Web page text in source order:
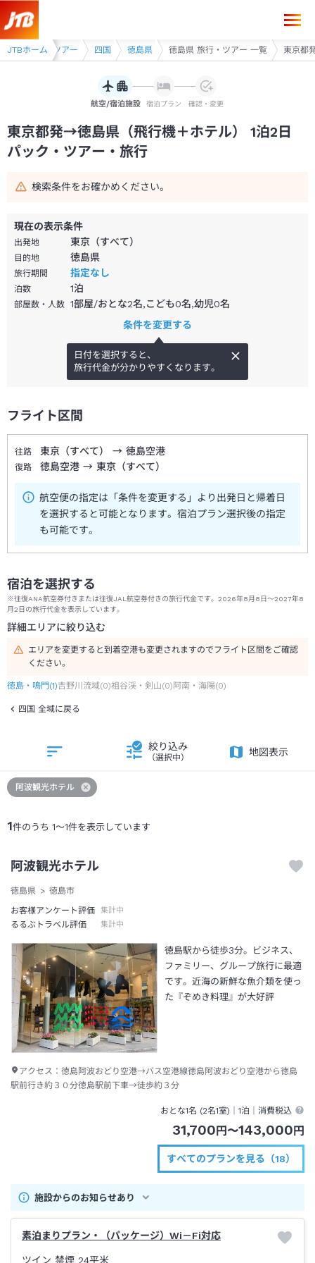
JTBホーム
飛行機利用ツアー 四国 徳島県 徳島県 旅行・ツアー 一覧 東京都
航空/宿泊施設 宿泊プラン 確認・変更
東京都発→徳島県（飛行機＋ホテル） 1泊2日
パック・ツアー・旅行
検索条件をお確かめください。
現在の表示条件
出発地 東京（すべて）
目的地 徳島県
旅行期間 指定なし
泊数 1泊
部屋数・人数 1部屋/おとな2名,こども0名,幼児0名
条件を変更する
日付を選択すると、
旅行代金が分かりやすくなります。
フライト区間
往路 東京（すべて） → 徳島空港
復路 徳島空港 → 東京（すべて）
航空便の指定は「条件を変更する」より出発日と帰着日
を選択すると可能となります。宿泊プラン選択後の指定
も可能です。
宿泊を選択する
※往復ANA航空券付きまたは往復JAL航空券付きの旅行代金です。2026年8月8日～2027年8
月2日の旅行代金を表示しています。
詳細エリアに絞り込む
エリアを変更すると到着空港も変更されますのでフライト区間をご確認
ください。
徳島・鳴門(1)吉野川流域(0)祖谷渓・剣山(0)阿南・海陽(0)
四国 全域に戻る
1件のうち 1～1件を表示しています
絞り込み
（選択中）
地図表示
阿波観光ホテル
阿波観光ホテル
徳島県
徳島市
お客様アンケート評価
集計中
るるぶトラベル評価 集計中
徳島駅から徒歩3分。ビジネス、
ファミリー、グループ旅行に最適
です。近海の新鮮な魚介類を使っ
た『ぞめき料理』が大好評
アクセス： 徳島阿波おどり空港→バス空港線徳島阿波おどり空港から徳島
駅前行き約３０分徳島駅前下車→徒歩約３分
おとな1名 (2名1室)｜1泊 ｜消費税込
31,700 円 〜143,000 円
すべてのプランを見る（18）
施設からのお知らせあり
素泊まりプラン・（パッケージ）Wi－Fi対応
ツイン 禁煙 24平米